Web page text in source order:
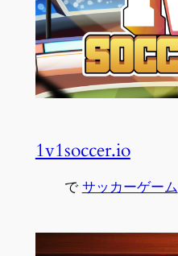
1v1soccer.io
で サッカーゲーム